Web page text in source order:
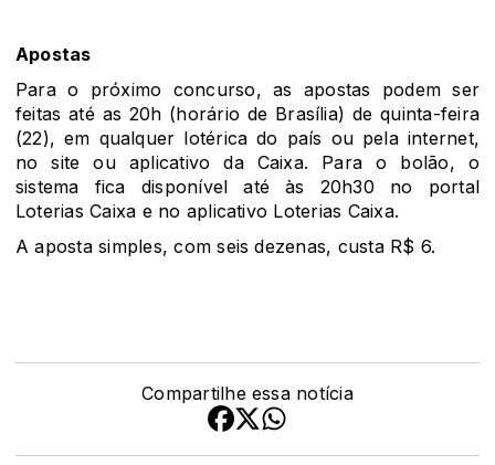
Apostas
Para o próximo concurso, as apostas podem ser
feitas até as 20h (horário de Brasília) de quinta-feira
(22), em qualquer lotérica do país ou pela internet,
no site ou aplicativo da Caixa. Para o bolão, o
sistema fica disponível até às 20h30 no portal
Loterias Caixa e no aplicativo Loterias Caixa.
A aposta simples, com seis dezenas, custa R$ 6.
Compartilhe essa notícia